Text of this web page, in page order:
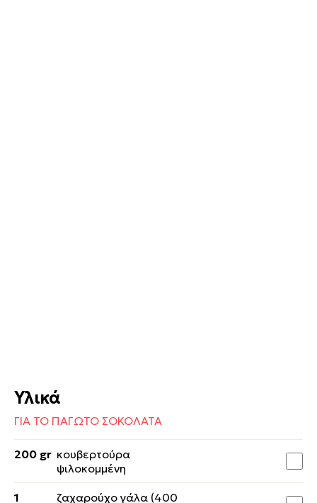
Υλικά
ΓΙΑ ΤΟ ΠΑΓΩΤΟ ΣΟΚΟΛΑΤΑ
200 gr κουβερτούρα
ψιλοκομμένη
1
ζαχαρούχο γάλα (400